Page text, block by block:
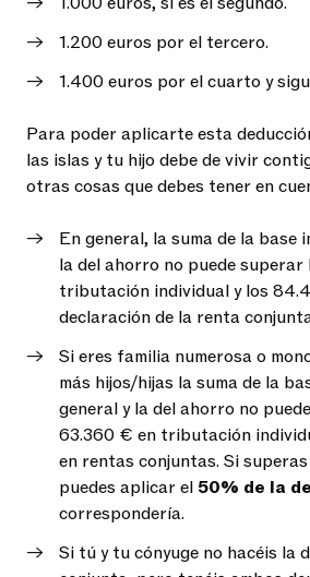
1.200 euros por el tercero.
1.400 euros por el cuarto y
Para poder aplicarte esta
las islas y tu hijo debe de vivir
otras cosas que debes tener en
En general, la suma de la base
la del ahorro no puede
tributación individual y los
declaración de la renta
Si eres familia numerosa o
más hijos/hijas la suma de la
general y la del ahorro no
63.360 € en tributación
en rentas conjuntas. Si
puedes aplicar el 50% de la
correspondería.
Si tú y tu cónyuge no hacéis la